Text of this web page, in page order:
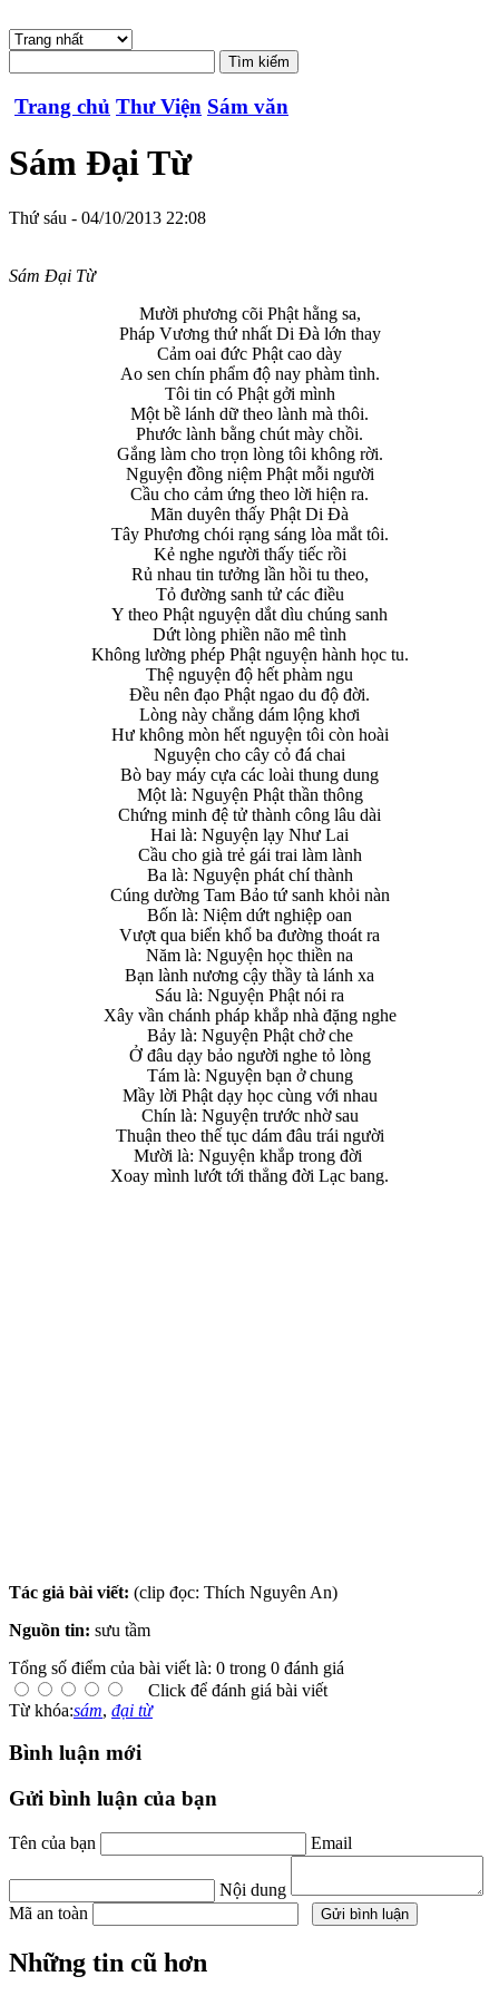
Trang chủ Thư Viện Sám văn
Sám Đại Từ
Thứ sáu - 04/10/2013 22:08
Sám Đại Từ
Mười phương cõi Phật hằng sa,
Pháp Vương thứ nhất Di Đà lớn thay
Cảm oai đức Phật cao dày
Ao sen chín phẩm độ nay phàm tình.
Tôi tin có Phật gởi mình
Một bề lánh dữ theo lành mà thôi.
Phước lành bằng chút mày chồi.
Gắng làm cho trọn lòng tôi không rời.
Nguyện đồng niệm Phật mỗi người
Cầu cho cảm ứng theo lời hiện ra.
Mãn duyên thấy Phật Di Đà
Tây Phương chói rạng sáng lòa mắt tôi.
Kẻ nghe người thấy tiếc rồi
Rủ nhau tin tưởng lần hồi tu theo,
Tỏ đường sanh tử các điều
Y theo Phật nguyện dắt dìu chúng sanh
Dứt lòng phiền não mê tình
Không lường phép Phật nguyện hành học tu.
Thệ nguyện độ hết phàm ngu
Đều nên đạo Phật ngao du độ đời.
Lòng này chẳng dám lộng khơi
Hư không mòn hết nguyện tôi còn hoài
Nguyện cho cây cỏ đá chai
Bò bay máy cựa các loài thung dung
Một là: Nguyện Phật thần thông
Chứng minh đệ tử thành công lâu dài
Hai là: Nguyện lạy Như Lai
Cầu cho già trẻ gái trai làm lành
Ba là: Nguyện phát chí thành
Cúng dường Tam Bảo tứ sanh khỏi nàn
Bốn là: Niệm dứt nghiệp oan
Vượt qua biển khổ ba đường thoát ra
Năm là: Nguyện học thiền na
Bạn lành nương cậy thầy tà lánh xa
Sáu là: Nguyện Phật nói ra
Xây vần chánh pháp khắp nhà đặng nghe
Bảy là: Nguyện Phật chở che
Ở đâu dạy bảo người nghe tỏ lòng
Tám là: Nguyện bạn ở chung
Mầy lời Phật dạy học cùng với nhau
Chín là: Nguyện trước nhờ sau
Thuận theo thế tục dám đâu trái người
Mười là: Nguyện khắp trong đời
Xoay mình lướt tới thẳng đời Lạc bang.
Tác giả bài viết: (clip đọc: Thích Nguyên An)
Nguồn tin: sưu tầm
Tổng số điểm của bài viết là: 0 trong 0 đánh giá
Click để đánh giá bài viết
Từ khóa:sám, đại từ
Bình luận mới
Gửi bình luận của bạn
Tên của bạn Email
Nội dung
Mã an toàn
Những tin cũ hơn